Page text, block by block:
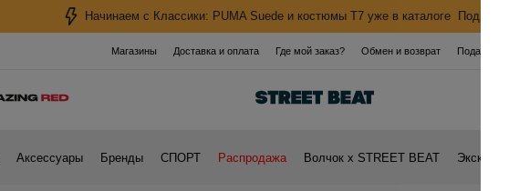
Начинаем с Классики: PUMA Suede и костюмы T7 уже в каталоге
Магазины Доставка и оплата Где мой заказ? Обмен и возврат
Аксессуары Бренды СПОРТ Распродажа Волчок х STREET BEAT